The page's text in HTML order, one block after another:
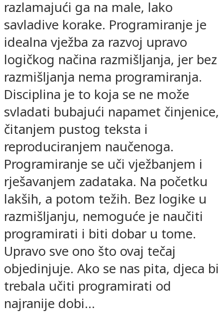
razlamajući ga na male, lako
savladive korake. Programiranje je
idealna vježba za razvoj upravo
logičkog načina razmišljanja, jer bez
razmišljanja nema programiranja.
Disciplina je to koja se ne može
svladati bubajući napamet činjenice,
čitanjem pustog teksta i
reproduciranjem naučenoga.
Programiranje se uči vježbanjem i
rješavanjem zadataka. Na početku
lakših, a potom težih. Bez logike u
razmišljanju, nemoguće je naučiti
programirati i biti dobar u tome.
Upravo sve ono što ovaj tečaj
objedinjuje. Ako se nas pita, djeca bi
trebala učiti programirati od
najranije dobi...